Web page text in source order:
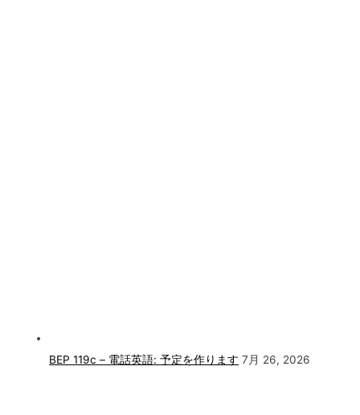
BEP 119c – 電話英語: 予定を作ります 7月 26, 2026